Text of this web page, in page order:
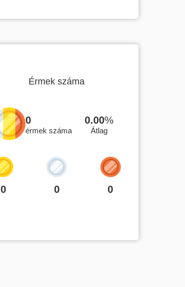
Érmek száma
0
érmek száma
0.00%
Átlag
0 0 0